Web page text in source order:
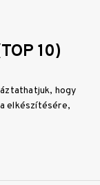
10)
hogy
elkészítésére,